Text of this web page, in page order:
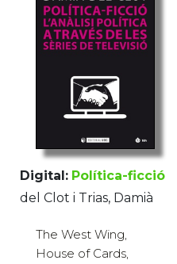
Digital: Política-ficció
del Clot i Trias, Damià
The West Wing,
House of Cards,